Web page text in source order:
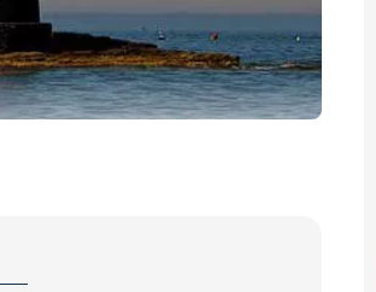
souvent les plus visibles pour